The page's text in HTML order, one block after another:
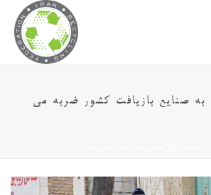
به صنایع بازیافت کشور ضربه می